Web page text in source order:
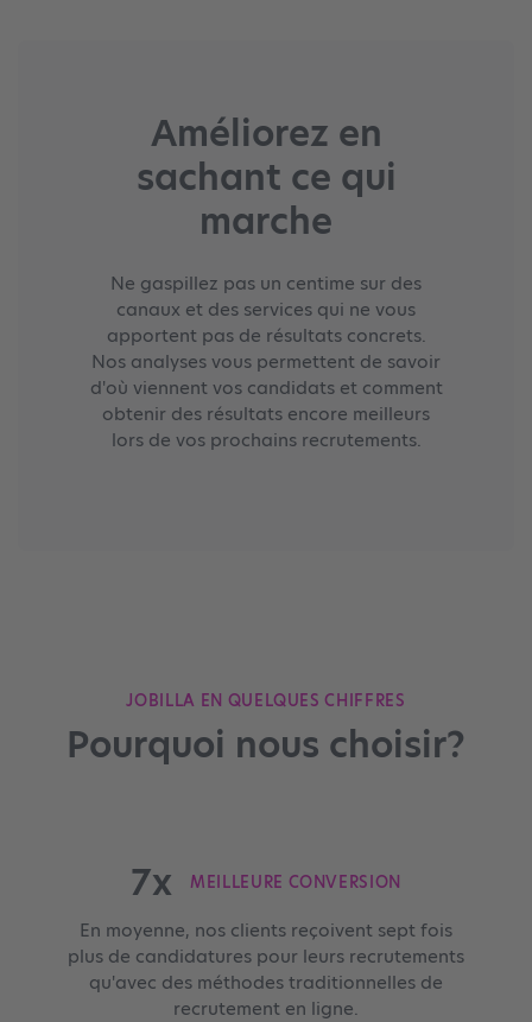
Améliorez en
sachant ce qui
marche
Ne gaspillez pas un centime sur des
canaux et des services qui ne vous
apportent pas de résultats concrets.
Nos analyses vous permettent de savoir
d'où viennent vos candidats et comment
obtenir des résultats encore meilleurs
lors de vos prochains recrutements.
JOBILLA EN QUELQUES CHIFFRES
Pourquoi nous choisir?
7x MEILLEURE CONVERSION
En moyenne, nos clients reçoivent sept fois
plus de candidatures pour leurs recrutements
qu'avec des méthodes traditionnelles de
recrutement en ligne.